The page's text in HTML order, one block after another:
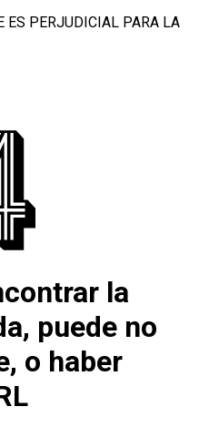
ES PERJUDICIAL PARA LA
la
puede no
o haber